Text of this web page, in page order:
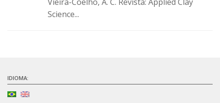
Ecologia Industrial na Construção Civil
Science...
IDIOMA: